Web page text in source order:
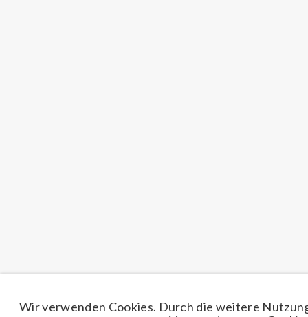
Wir verwenden Cookies. Durch die weitere